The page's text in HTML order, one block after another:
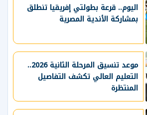
اليوم.. قرعة بطولتي إفريقيا تنطلق
بمشاركة الأندية المصرية
موعد تنسيق المرحلة الثانية 2026..
التعليم العالي تكشف التفاصيل
المنتظرة